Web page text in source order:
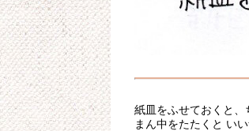
紙皿をふせておくと、
まん中をたたくと い